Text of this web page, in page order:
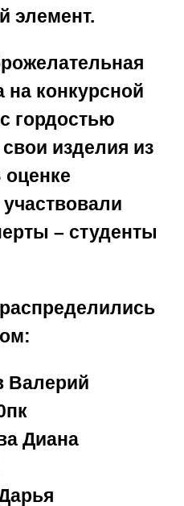
элемент.
конкурсной
гордостью
изделия из
оценке
– студенты
Валерий
Диана